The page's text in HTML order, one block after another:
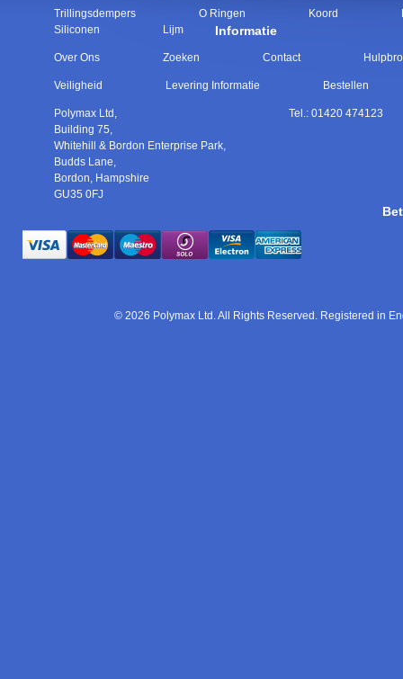
Trillingsdempers O Ringen Koord
Siliconen
Lijm Informatie
Over Ons Zoeken Contact
Veiligheid Levering Informatie Bestellen
Polymax Ltd,
Building 75,
Whitehill & Bordon Enterprise Park,
Budds Lane,
Bordon, Hampshire
GU35 0FJ
Tel.: 01420 474123
© 2026 Polymax Ltd. All Rights Reserved. Registered in